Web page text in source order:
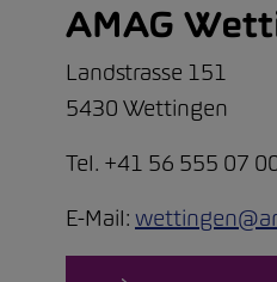
AMAG
Landstrasse 151
5430 Wettingen
Tel. +41 56 555 07
E-Mail: